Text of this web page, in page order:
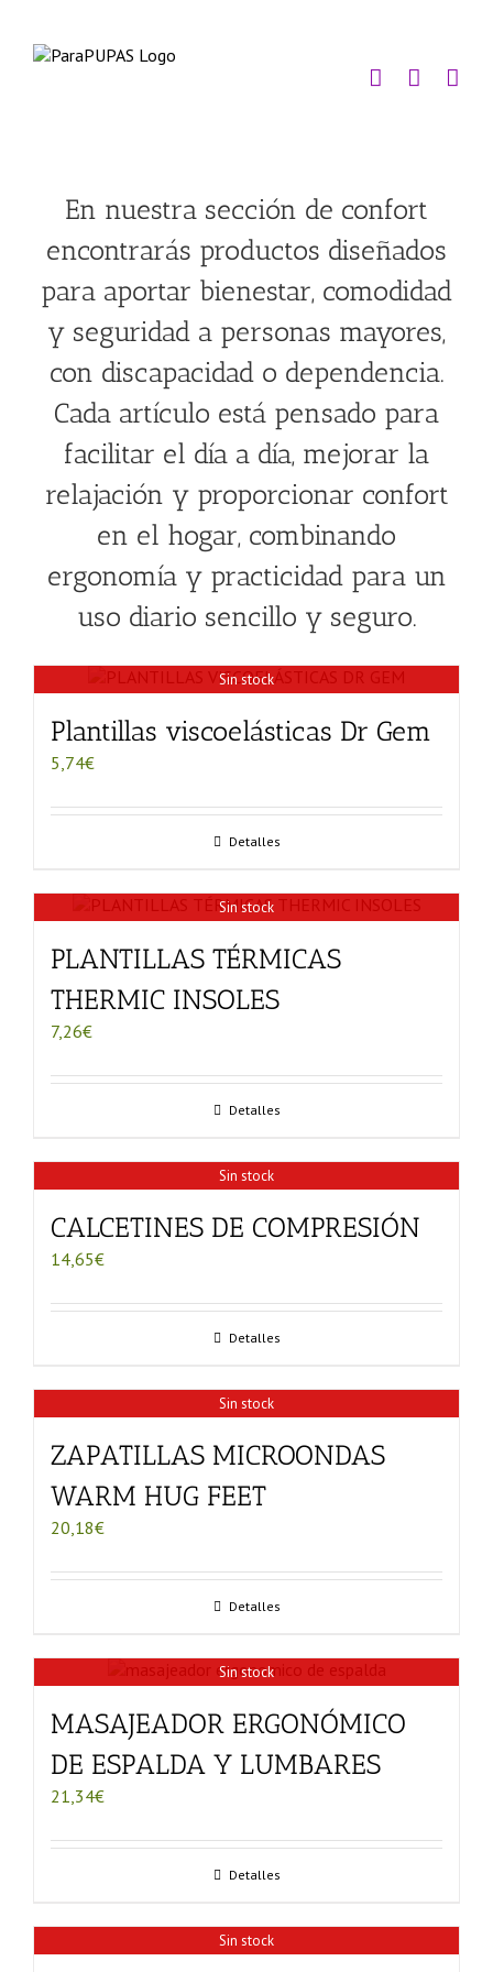
contenido
En nuestra sección de confort
encontrarás productos diseñados
para aportar bienestar, comodidad
y seguridad a personas mayores,
con discapacidad o dependencia.
Cada artículo está pensado para
facilitar el día a día, mejorar la
relajación y proporcionar confort
en el hogar, combinando
ergonomía y practicidad para un
uso diario sencillo y seguro.
Sin stock
Plantillas viscoelásticas Dr Gem
5,74€
Detalles
Sin stock
PLANTILLAS TÉRMICAS
THERMIC INSOLES
7,26€
Detalles
Sin stock
CALCETINES DE COMPRESIÓN
14,65€
Detalles
Sin stock
ZAPATILLAS MICROONDAS
WARM HUG FEET
20,18€
Detalles
Sin stock
MASAJEADOR ERGONÓMICO
DE ESPALDA Y LUMBARES
21,34€
Detalles
Sin stock